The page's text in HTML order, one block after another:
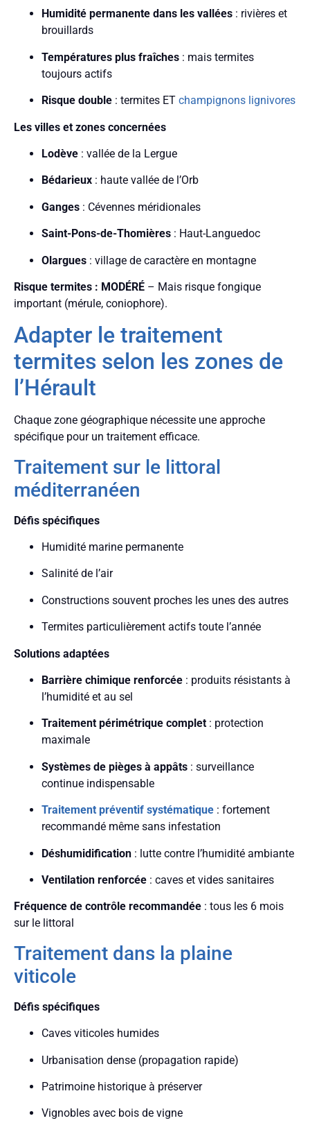
Humidité permanente dans les vallées : rivières et
brouillards
Températures plus fraîches : mais termites
toujours actifs
Risque double : termites ET champignons lignivores
Les villes et zones concernées
Lodève : vallée de la Lergue
Bédarieux : haute vallée de l’Orb
Ganges : Cévennes méridionales
Saint-Pons-de-Thomières : Haut-Languedoc
Olargues : village de caractère en montagne
Risque termites : MODÉRÉ – Mais risque fongique
important (mérule, coniophore).
Adapter le traitement
termites selon les zones de
l’Hérault
Chaque zone géographique nécessite une approche
spécifique pour un traitement efficace.
Traitement sur le littoral
méditerranéen
Défis spécifiques
Humidité marine permanente
Salinité de l’air
Constructions souvent proches les unes des autres
Termites particulièrement actifs toute l’année
Solutions adaptées
Barrière chimique renforcée : produits résistants à
l’humidité et au sel
Traitement périmétrique complet : protection
maximale
Systèmes de pièges à appâts : surveillance
continue indispensable
Traitement préventif systématique : fortement
recommandé même sans infestation
Déshumidification : lutte contre l’humidité ambiante
Ventilation renforcée : caves et vides sanitaires
Fréquence de contrôle recommandée : tous les 6 mois
sur le littoral
Traitement dans la plaine
viticole
Défis spécifiques
Caves viticoles humides
Urbanisation dense (propagation rapide)
Patrimoine historique à préserver
Vignobles avec bois de vigne